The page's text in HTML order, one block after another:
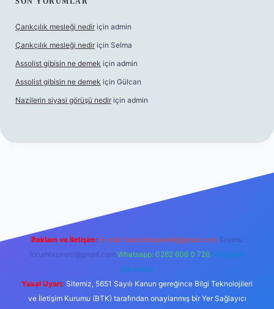
Çarıkçılık mesleği nedir için admin
Çarıkçılık mesleği nedir için Selma
Assolist gibisin ne demek için admin
Assolist gibisin ne demek için Gülcan
Nazilerin siyasi görüşü nedir için admin
Reklam ve İletişim: E-mail: backlinkpaneli@gmail.com Teams:
forumhizmeti@gmail.com Whatsapp: 0262 606 0 726 Telegram:
@karabul
Yasal Uyarı: Sitemiz, 5651 Sayılı Kanun gereğince Bilgi Teknolojileri
ve İletişim Kurumu (BTK) tarafından onaylanmış bir Yer Sağlayıcı